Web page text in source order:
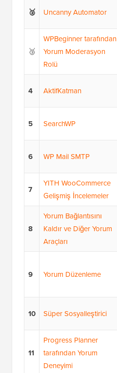
🥈 Uncanny Automator
🥉
WPBeginner tarafından
Yorum Moderasyon
Rolü
4 AktifKatman
5 SearchWP
6 WP Mail SMTP
7
YITH WooCommerce
Gelişmiş İncelemeler
8
Yorum Bağlantısını
Kaldır ve Diğer Yorum
Araçları
9 Yorum Düzenleme
10 Süper Sosyalleştirici
11
Progress Planner
tarafından Yorum
Deneyimi